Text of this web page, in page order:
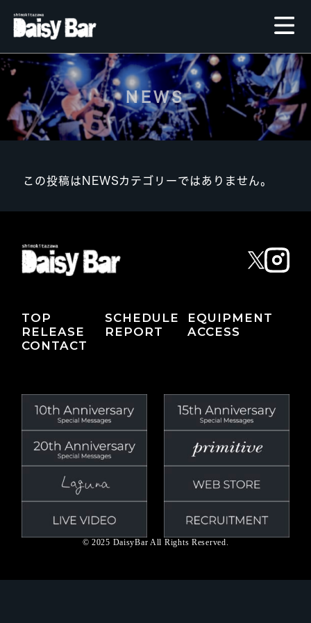
NEWS
この投稿はNEWSカテゴリーではありません。
TOP SCHEDULE
EQUIPMENT
RELEASE
REPORT
ACCESS
CONTACT
© 2025 DaisyBar All Rights Reserved.